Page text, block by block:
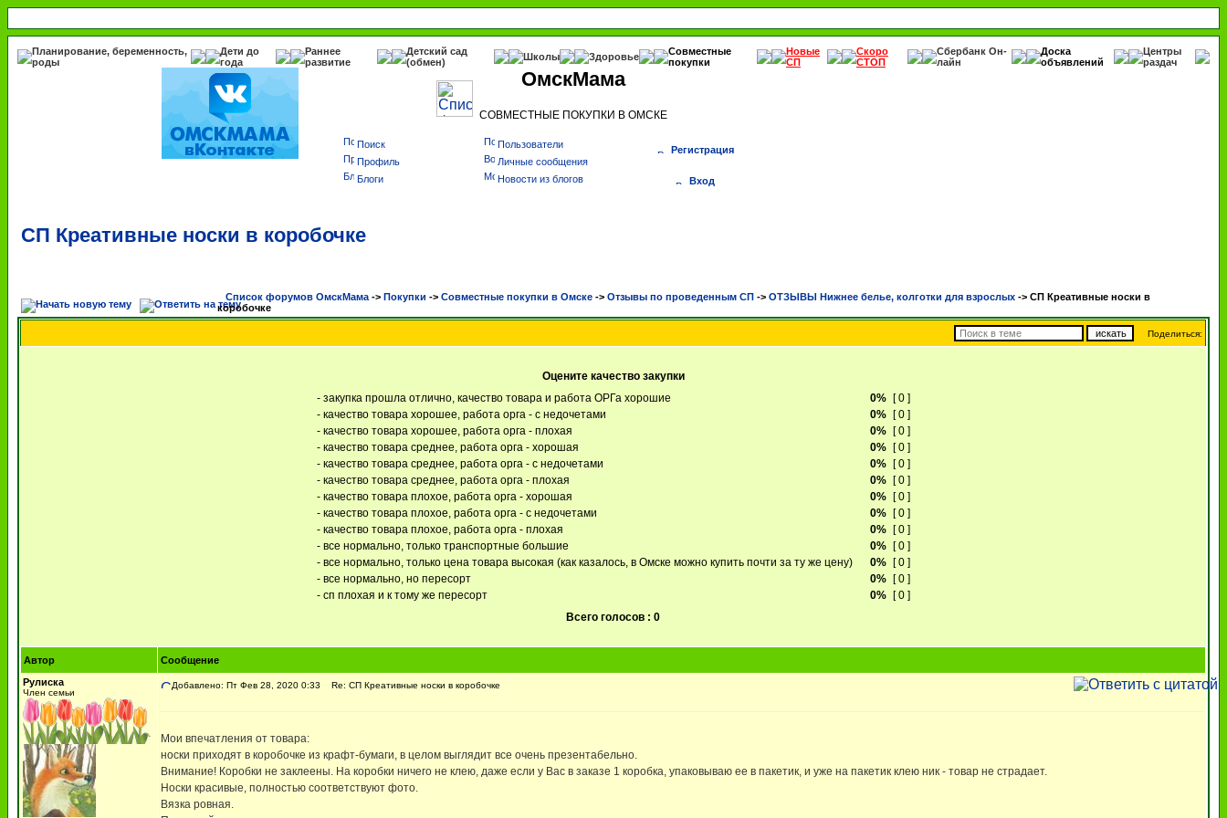
Планирование, беременность,
роды
Дети до
года
Раннее
развитие
Детский сад
(обмен)
Школы Здоровье
Совместные
покупки
Новые
СП
Скоро
СТОП
Сбербанк Он-
лайн
Доска
объявлений
Центры
раздач
ОмскМама
СОВМЕСТНЫЕ ПОКУПКИ В ОМСКЕ
Поиск
Пользователи
Профиль
Личные сообщения
Блоги
Новости из блогов
Регистрация
Вход
СП Креативные носки в коробочке
Список форумов ОмскМама -> Покупки -> Cовместные покупки в Омске -> Отзывы по проведенным СП -> ОТЗЫВЫ Нижнее белье, колготки для взрослых -> СП Креативные носки в
коробочке
Поделиться:
Оцените качество закупки
- закупка прошла отлично, качество товара и работа ОРГа хорошие
0% [ 0 ]
- качество товара хорошее, работа орга - с недочетами
0% [ 0 ]
- качество товара хорошее, работа орга - плохая
0% [ 0 ]
- качество товара среднее, работа орга - хорошая
0% [ 0 ]
- качество товара среднее, работа орга - с недочетами
0% [ 0 ]
- качество товара среднее, работа орга - плохая
0% [ 0 ]
- качество товара плохое, работа орга - хорошая
0% [ 0 ]
- качество товара плохое, работа орга - с недочетами
0% [ 0 ]
- качество товара плохое, работа орга - плохая
0% [ 0 ]
- все нормально, только транспортные большие
0% [ 0 ]
- все нормально, только цена товара высокая (как казалось, в Омске можно купить почти за ту же цену)
0% [ 0 ]
- все нормально, но пересорт
0% [ 0 ]
- сп плохая и к тому же пересорт
0% [ 0 ]
Всего голосов : 0
Автор
Сообщение
Рулиска
Член семьи
Добавлено: Пт Фев 28, 2020 0:33 Re: СП Креативные носки в коробочке
Мои впечатления от товара:
носки приходят в коробочке из крафт-бумаги, в целом выглядит все очень презентабельно.
Внимание! Коробки не заклеены. На коробки ничего не клею, даже если у Вас в заказе 1 коробка, упаковываю ее в пакетик, и уже на пакетик клею ник - товар не страдает.
Носки красивые, полностью соответствуют фото.
Вязка ровная.